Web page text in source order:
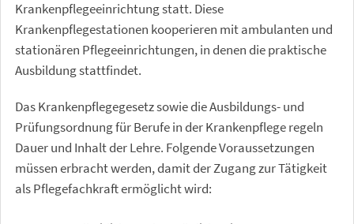
Krankenpflegeeinrichtung statt. Diese
Krankenpflegestationen kooperieren mit ambulanten und
stationären Pflegeeinrichtungen, in denen die praktische
Ausbildung stattfindet.
Das Krankenpflegegesetz sowie die Ausbildungs- und
Prüfungsordnung für Berufe in der Krankenpflege regeln
Dauer und Inhalt der Lehre. Folgende Voraussetzungen
müssen erbracht werden, damit der Zugang zur Tätigkeit
als Pflegefachkraft ermöglicht wird: